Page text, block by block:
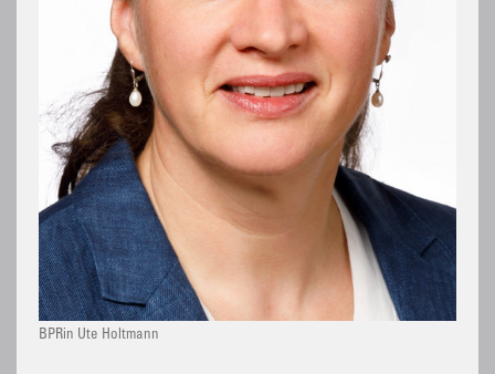
BPRin Ute Holtmann